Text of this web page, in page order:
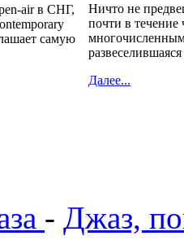
air в СНГ,
самую
Ничто не
почти в течение
Далее...
- Джаз,